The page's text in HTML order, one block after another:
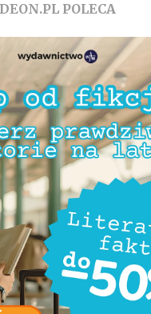
DEON.PL POLECA